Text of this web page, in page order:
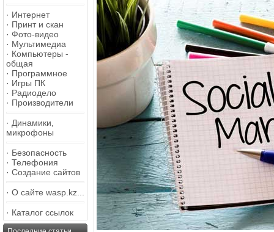
· Интернет
· Принт и скан
· Фото-видео
· Мультимедиа
· Компьютеры -
общая
· Программное
· Игры ПК
· Радиодело
· Производители
· Динамики,
микрофоны
· Безопасность
· Телефония
· Создание сайтов
· О сайте wasp.kz...
· Каталог ссылок